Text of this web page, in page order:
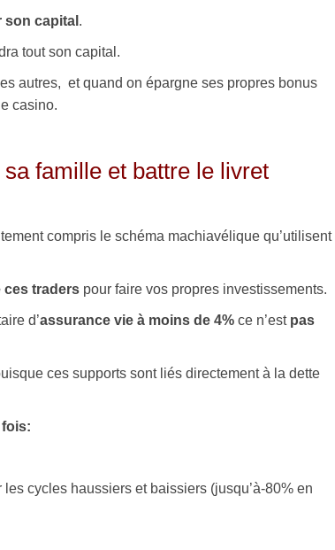
capital .
tout son capital.
autres, et quand on épargne ses propres bonus
casino.
famille et battre le livret
compris le schéma machiavélique qu’utilisent
ces traders pour faire vos propres investissements.
d’assurance vie à moins de 4% ce n’est pas
ces supports sont liés directement à la dette
cycles haussiers et baissiers (jusqu’à-80% en